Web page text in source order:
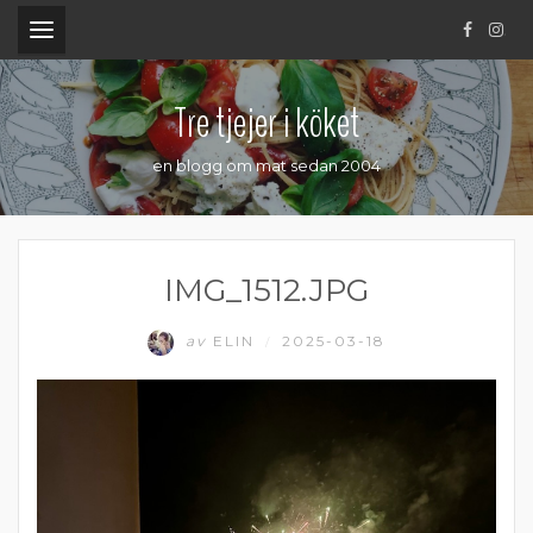
.
Tre tjejer i köket
en blogg om mat sedan 2004
IMG_1512.JPG
av ELIN 2025-03-18